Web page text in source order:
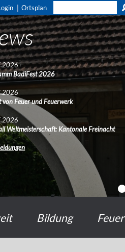
Ortsplan
BadiFest 2026
von Feuer und Feuerwerk
Weltmeisterschaft: Kantonale Freinacht
Bildung